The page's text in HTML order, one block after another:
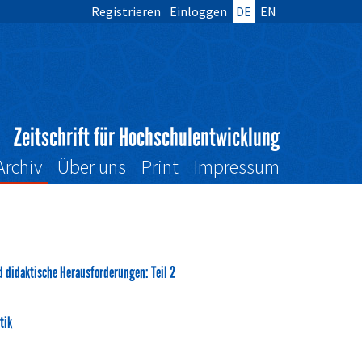
Registrieren Einloggen DE EN
Zeitschrift für Hochschulentwicklung
Über uns Print Impressum
Herausforderungen: Teil 2